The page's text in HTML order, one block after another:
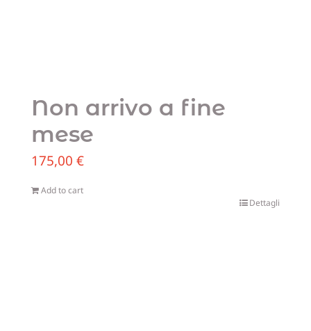
Non arrivo a fine
mese
175,00 €
Add to cart
Dettagli